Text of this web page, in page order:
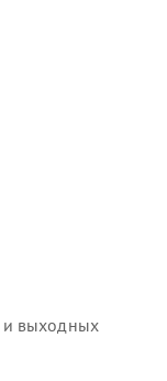
Miele
выходных